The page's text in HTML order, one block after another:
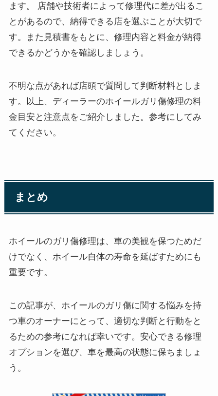
ます。 店舗や技術者によって修理代に差が出るこ
とがあるので、納得できる店を選ぶことが大切で
す。また見積書をもとに、修理内容と料金が納得
できるかどうかを確認しましょう。
不明な点があれば店頭で質問して判断材料としま
す。以上、ディーラーのホイールガリ傷修理の料
金目安と注意点をご紹介しました。参考にしてみ
てください。
まとめ
ホイールのガリ傷修理は、車の美観を保つためだ
けでなく、ホイール自体の寿命を延ばすためにも
重要です。
この記事が、ホイールのガリ傷に関する悩みを持
つ車のオーナーにとって、適切な判断と行動をと
るための参考になれば幸いです。安心できる修理
オプションを選び、車を最高の状態に保ちましょ
う。